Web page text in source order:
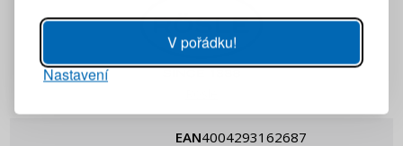
V pořádku!
Nastavení
EAN 4004293162687
PŘIHLÁSIT SE